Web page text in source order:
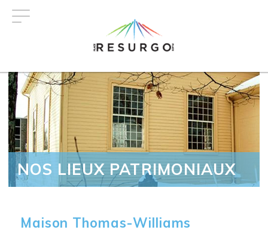
NOS LIEUX PATRIMONIAUX
Maison Thomas-Williams